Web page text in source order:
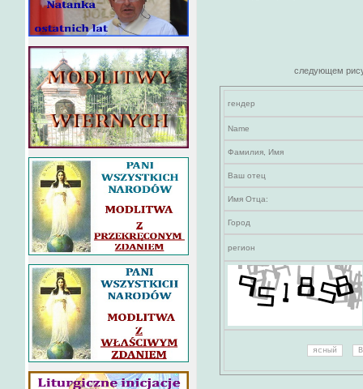
следующем
гендер
Name
Фамилия, Имя
Ваш отец
Имя Отца:
Город
регион